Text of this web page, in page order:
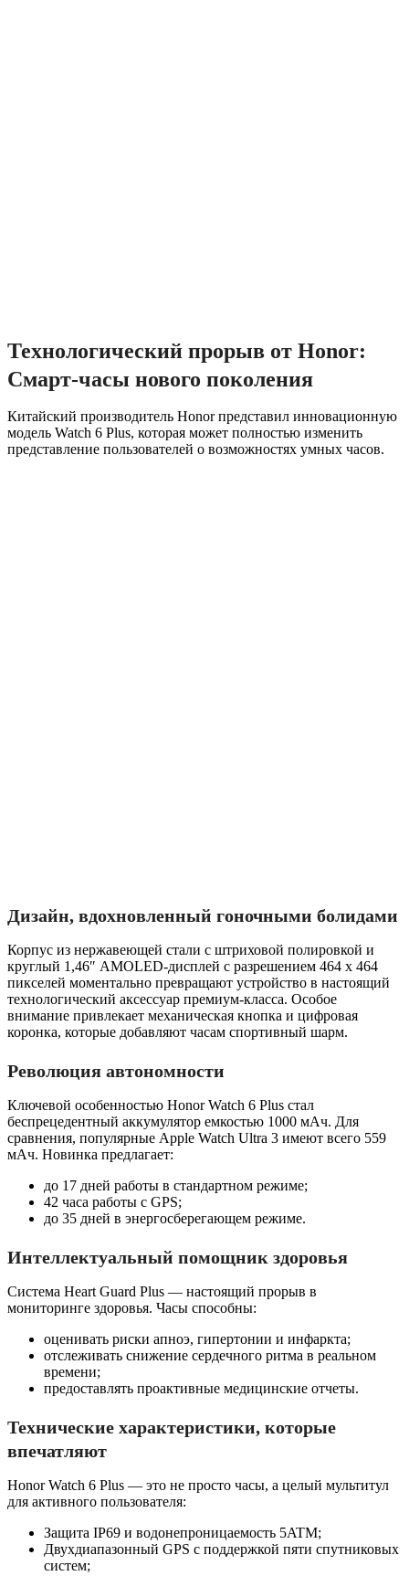
Технологический прорыв от Honor:
Смарт-часы нового поколения
Китайский производитель Honor представил инновационную
модель Watch 6 Plus, которая может полностью изменить
представление пользователей о возможностях умных часов.
Дизайн, вдохновленный гоночными болидами
Корпус из нержавеющей стали с штриховой полировкой и
круглый 1,46″ AMOLED-дисплей с разрешением 464 x 464
пикселей моментально превращают устройство в настоящий
технологический аксессуар премиум-класса. Особое
внимание привлекает механическая кнопка и цифровая
коронка, которые добавляют часам спортивный шарм.
Революция автономности
Ключевой особенностью Honor Watch 6 Plus стал
беспрецедентный аккумулятор емкостью 1000 мАч. Для
сравнения, популярные Apple Watch Ultra 3 имеют всего 559
мАч. Новинка предлагает:
до 17 дней работы в стандартном режиме;
42 часа работы с GPS;
до 35 дней в энергосберегающем режиме.
Интеллектуальный помощник здоровья
Система Heart Guard Plus — настоящий прорыв в
мониторинге здоровья. Часы способны:
оценивать риски апноэ, гипертонии и инфаркта;
отслеживать снижение сердечного ритма в реальном
времени;
предоставлять проактивные медицинские отчеты.
Технические характеристики, которые
впечатляют
Honor Watch 6 Plus — это не просто часы, а целый мультитул
для активного пользователя:
Защита IP69 и водонепроницаемость 5ATM;
Двухдиапазонный GPS с поддержкой пяти спутниковых
систем;